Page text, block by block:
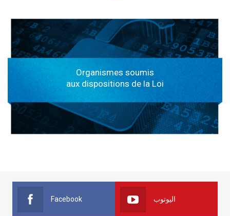
Organismes soumis
aux dispositions de la Loi
Facebook اليوتوب